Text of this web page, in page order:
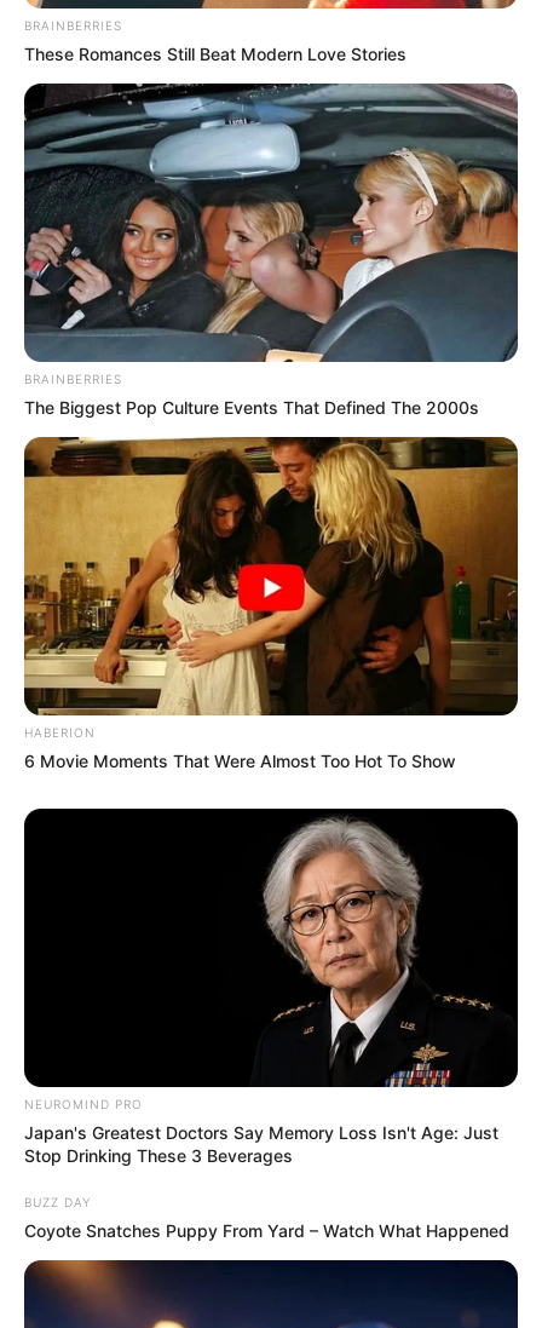
BRAINBERRIES
These Romances Still Beat Modern Love Stories
BRAINBERRIES
The Biggest Pop Culture Events That Defined The 2000s
HABERION
6 Movie Moments That Were Almost Too Hot To Show
NEUROMIND PRO
Japan's Greatest Doctors Say Memory Loss Isn't Age: Just
Stop Drinking These 3 Beverages
BUZZ DAY
Coyote Snatches Puppy From Yard – Watch What Happened